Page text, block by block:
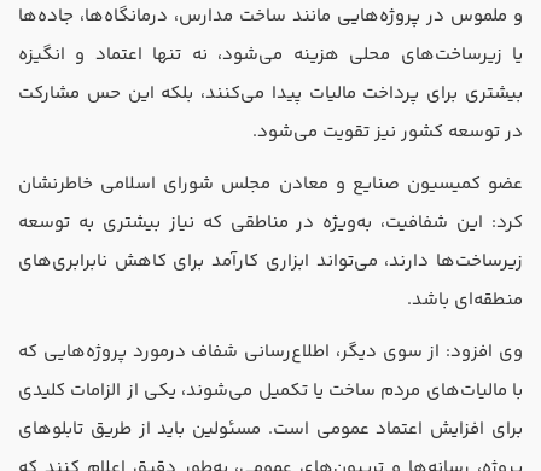
و ملموس در پروژه‌هایی مانند ساخت مدارس، درمانگاه‌ها، جاده‌ها
یا زیرساخت‌های محلی هزینه می‌شود، نه تنها اعتماد و انگیزه
بیشتری برای پرداخت مالیات پیدا می‌کنند، بلکه این حس مشارکت
در توسعه کشور نیز تقویت می‌شود.
عضو کمیسیون صنایع و معادن مجلس شورای اسلامی خاطرنشان
کرد: این شفافیت، به‌ویژه در مناطقی که نیاز بیشتری به توسعه
زیرساخت‌ها دارند، می‌تواند ابزاری کارآمد برای کاهش نابرابری‌های
منطقه‌ای باشد.
وی افزود: از سوی دیگر، اطلاع‌رسانی شفاف درمورد پروژه‌هایی که
با مالیات‌های مردم ساخت یا تکمیل می‌شوند، یکی از الزامات کلیدی
برای افزایش اعتماد عمومی است. مسئولین باید از طریق تابلو‌های